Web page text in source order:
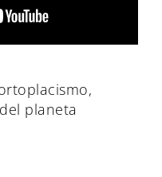
planeta